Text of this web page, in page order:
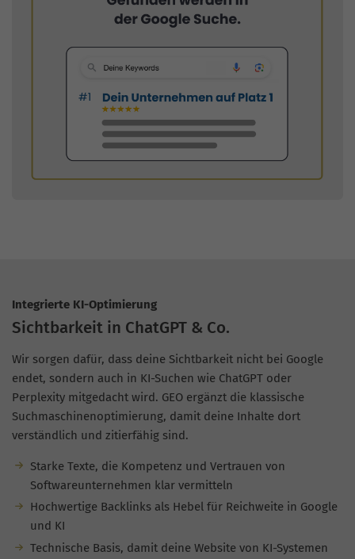
Integrierte KI-Optimierung
Sichtbarkeit in ChatGPT & Co.
Wir sorgen dafür, dass deine Sichtbarkeit nicht bei Google
endet, sondern auch in KI-Suchen wie ChatGPT oder
Perplexity mitgedacht wird. GEO ergänzt die klassische
Suchmaschinenoptimierung, damit deine Inhalte dort
verständlich und zitierfähig sind.
Starke Texte, die Kompetenz und Vertrauen von
Softwareunternehmen klar vermitteln
Hochwertige Backlinks als Hebel für Reichweite in Google
und KI
Technische Basis, damit deine Website von KI-Systemen